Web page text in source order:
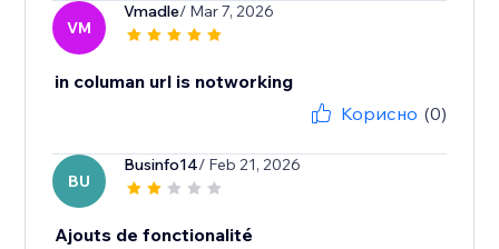
VM
Vmadle/ Mar 7, 2026
in columan url is notworking
Корисно (0)
BU
Businfo14/ Feb 21, 2026
Ajouts de fonctionalité